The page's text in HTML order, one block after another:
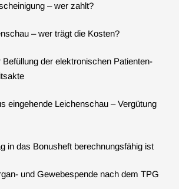
– wer zahlt?
– wer trägt die Kosten?
der elektronischen Patienten-
eingehende Leichenschau – Vergütung
in das Bonusheft berechnungsfähig ist
und Gewebespende nach dem TPG